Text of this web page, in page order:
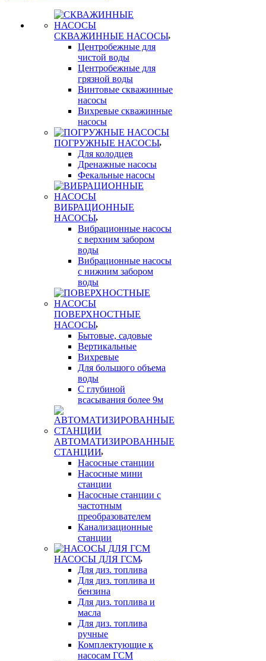
СКВАЖИННЫЕ НАСОСЫ
Центробежные для
чистой воды
Центробежные для
грязной воды
Винтовые скважинные
насосы
Вихревые скважинные
насосы
ПОГРУЖНЫЕ НАСОСЫ
Для колодцев
Дренажные насосы
Фекальные насосы
ВИБРАЦИОННЫЕ
НАСОСЫ
Вибрационные насосы
с верхним забором
воды
Вибрационные насосы
с нижним забором
воды
ПОВЕРХНОСТНЫЕ
НАСОСЫ
Бытовые, садовые
Вертикальные
Вихревые
Для большого объема
воды
С глубиной
всасывания более 9м
АВТОМАТИЗИРОВАННЫЕ
СТАНЦИИ
Насосные станции
Насосные мини
станции
Насосные станции с
частотным
преобразователем
Канализационные
станции
НАСОСЫ ДЛЯ ГСМ
Для диз. топлива
Для диз. топлива и
бензина
Для диз. топлива и
масла
Для диз. топлива
ручные
Комплектующие к
насосам ГСМ